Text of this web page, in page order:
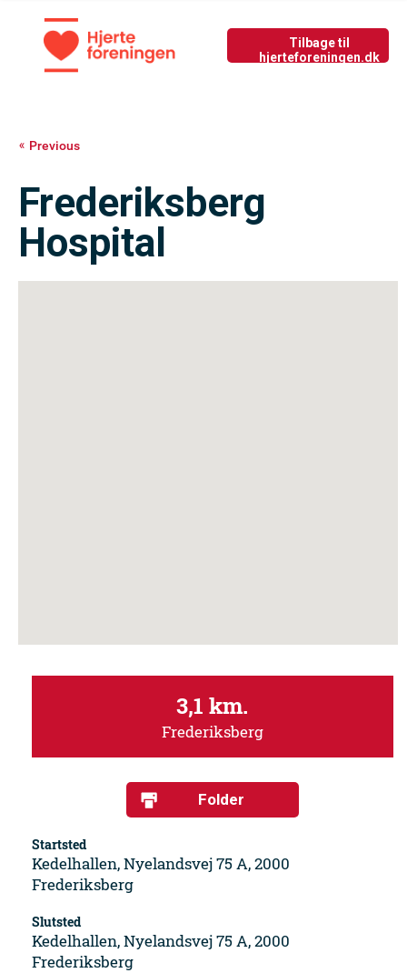
Tilbage til nyside
Previous
Frederiksberg
Hospital
3,1 km.
Frederiksberg
Folder
Startsted
Kedelhallen, Nyelandsvej 75 A, 2000
Frederiksberg
Slutsted
Kedelhallen, Nyelandsvej 75 A, 2000
Frederiksberg